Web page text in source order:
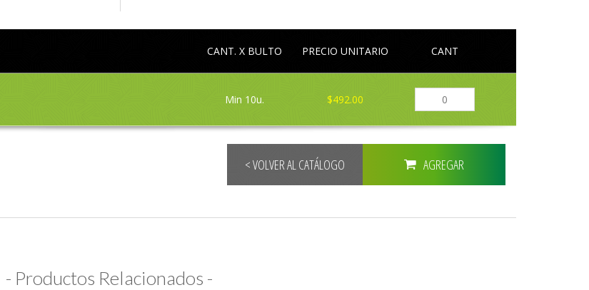
CANT. X BULTO PRECIO UNITARIO CANT
Min 10u. $492.00
AGREGAR
< VOLVER AL CATÁLOGO
- Productos Relacionados -